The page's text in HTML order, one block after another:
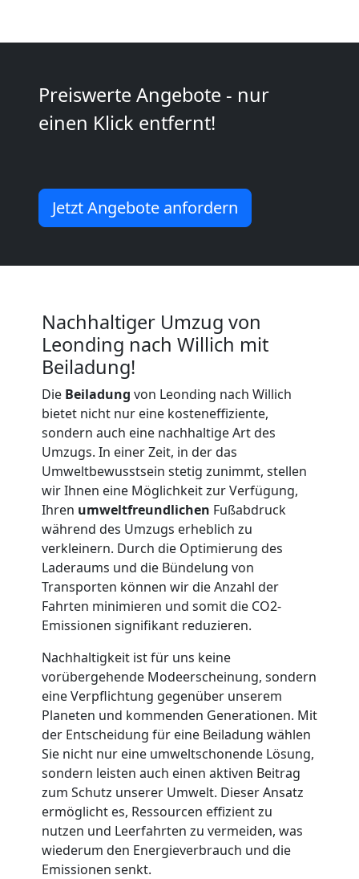
Preiswerte Angebote - nur
einen Klick entfernt!
Jetzt Angebote anfordern
Nachhaltiger Umzug von
Leonding nach Willich mit
Beiladung!
Die Beiladung von Leonding nach Willich
bietet nicht nur eine kosteneffiziente,
sondern auch eine nachhaltige Art des
Umzugs. In einer Zeit, in der das
Umweltbewusstsein stetig zunimmt, stellen
wir Ihnen eine Möglichkeit zur Verfügung,
Ihren umweltfreundlichen Fußabdruck
während des Umzugs erheblich zu
verkleinern. Durch die Optimierung des
Laderaums und die Bündelung von
Transporten können wir die Anzahl der
Fahrten minimieren und somit die CO2-
Emissionen signifikant reduzieren.
Nachhaltigkeit ist für uns keine
vorübergehende Modeerscheinung, sondern
eine Verpflichtung gegenüber unserem
Planeten und kommenden Generationen. Mit
der Entscheidung für eine Beiladung wählen
Sie nicht nur eine umweltschonende Lösung,
sondern leisten auch einen aktiven Beitrag
zum Schutz unserer Umwelt. Dieser Ansatz
ermöglicht es, Ressourcen effizient zu
nutzen und Leerfahrten zu vermeiden, was
wiederum den Energieverbrauch und die
Emissionen senkt.
Kunsttransport
Leonding
Umzug
Leonding
3
Mann
LKW
Möbellift
Leonding
Übersiedlung
Leonding
Klaviertransport
Leonding
Privatumzug
Leonding
Tresortransport